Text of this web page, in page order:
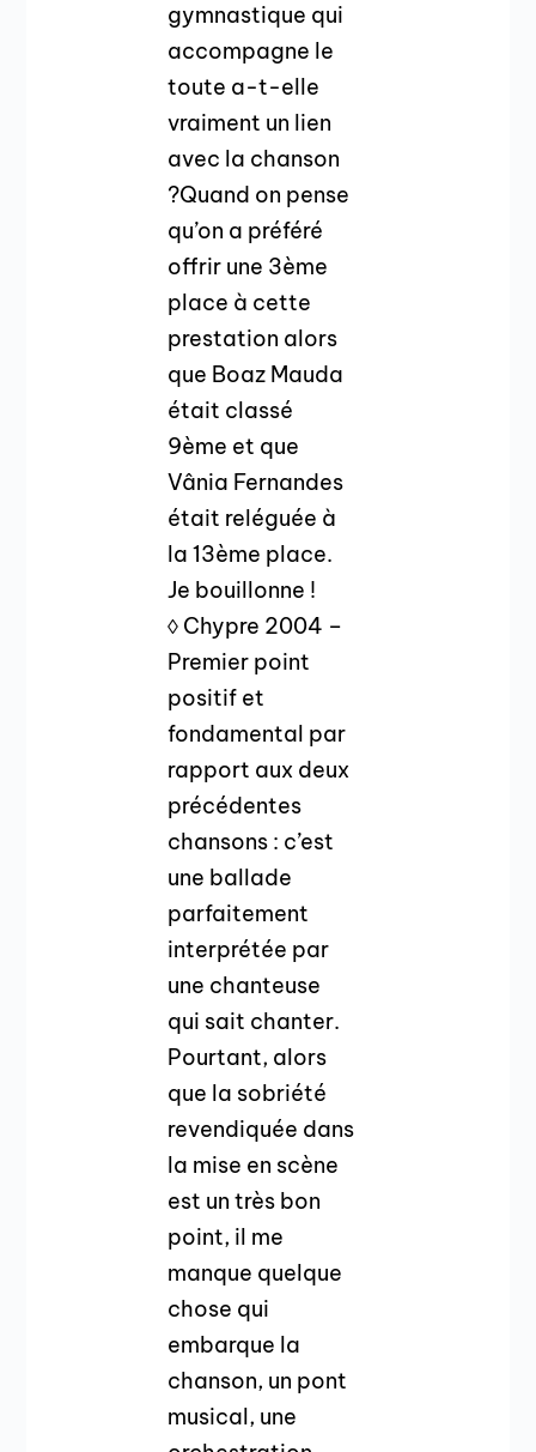
gymnastique qui
accompagne le
toute a-t-elle
vraiment un lien
avec la chanson
?Quand on pense
qu’on a préféré
offrir une 3ème
place à cette
prestation alors
que Boaz Mauda
était classé
9ème et que
Vânia Fernandes
était reléguée à
la 13ème place.
Je bouillonne !
◊ Chypre 2004 –
Premier point
positif et
fondamental par
rapport aux deux
précédentes
chansons : c’est
une ballade
parfaitement
interprétée par
une chanteuse
qui sait chanter.
Pourtant, alors
que la sobriété
revendiquée dans
la mise en scène
est un très bon
point, il me
manque quelque
chose qui
embarque la
chanson, un pont
musical, une